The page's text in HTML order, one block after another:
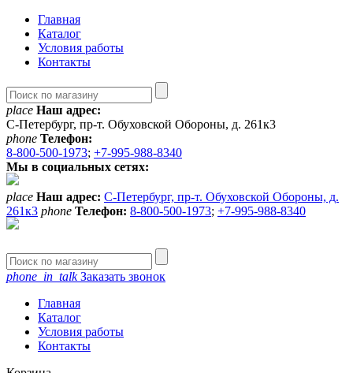
Главная
Каталог
Условия работы
Контакты
place Наш адрес:
С-Петербург, пр-т. Обуховской Обороны, д. 261к3
phone Телефон:
8-800-500-1973; +7-995-988-8340
Мы в социальных сетях:
place Наш адрес: С-Петербург, пр-т. Обуховской Обороны, д.
261к3 phone Телефон: 8-800-500-1973; +7-995-988-8340
phone_in_talkЗаказать звонок
Главная
Каталог
Условия работы
Контакты